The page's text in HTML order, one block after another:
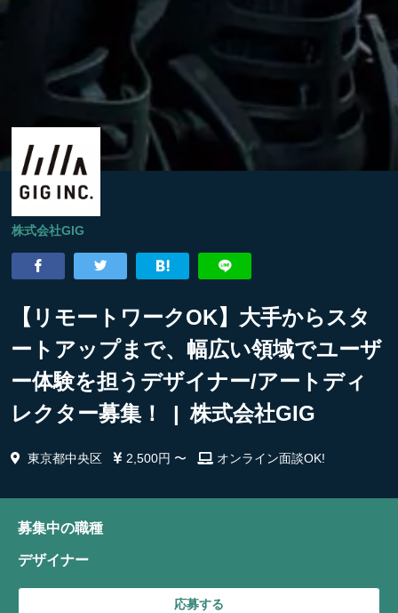
株式会社GIG
【リモートワークOK】大手からスタ
ートアップまで、幅広い領域でユーザ
ー体験を担うデザイナー/アートディ
レクター募集！ | 株式会社GIG
東京都中央区 2,500円 〜 オンライン面談OK!
募集中の職種
デザイナー
応募する